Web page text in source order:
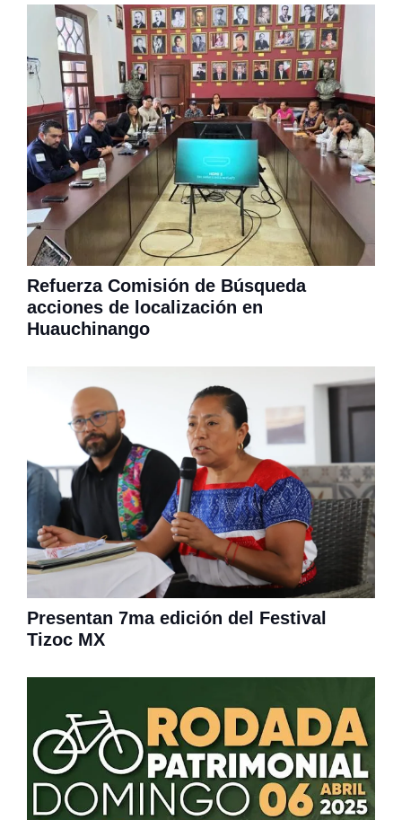
Refuerza Comisión de Búsqueda
acciones de localización en
Huauchinango
Presentan 7ma edición del Festival
Tizoc MX